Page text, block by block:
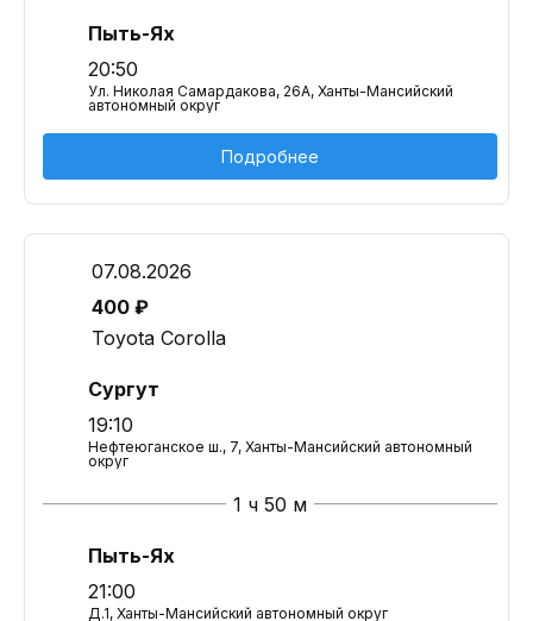
Пыть-Ях
20:50
Ул. Николая Самардакова, 26А, Ханты-Мансийский
автономный округ
Подробнее
07.08.2026
400 ₽
Toyota Corolla
Сургут
19:10
Нефтеюганское ш., 7, Ханты-Мансийский автономный
округ
1 ч 50 м
Пыть-Ях
21:00
Д.1, Ханты-Мансийский автономный округ